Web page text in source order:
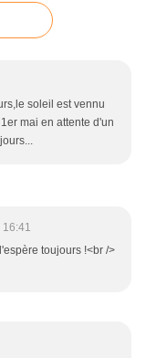
soleil est vennu
mai en attente d'un
toujours !<br />